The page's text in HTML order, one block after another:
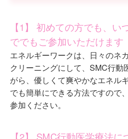
【1】 初めての方でも、い
ででもご参加いただけます
エネルギーワークは、日々のネ
クリーニングにして、SMC行動
がら、優しくて爽やかなエネル
でも簡単にできる方法ですので
参加ください。
【2】 SMC行動医学療法